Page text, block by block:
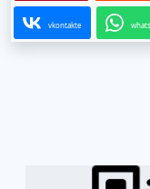
vkontakte